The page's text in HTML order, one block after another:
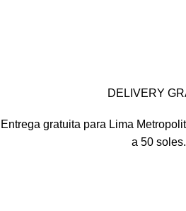
DELIVERY
Entrega gratuita para Lima
a 50 soles.